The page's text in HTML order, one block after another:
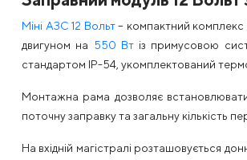
Міні АЗС 12 Вольт– компактний комплекс
двигуном на 550 Втіз примусовою
стандартом IP-54, укомплектований
Монтажна рама дозволяє встановлювати
поточну заправку та загальну кількість
На вхідній магістралі розташовується